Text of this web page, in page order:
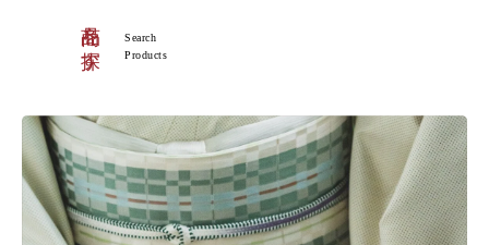
商品を探す
Search
Products